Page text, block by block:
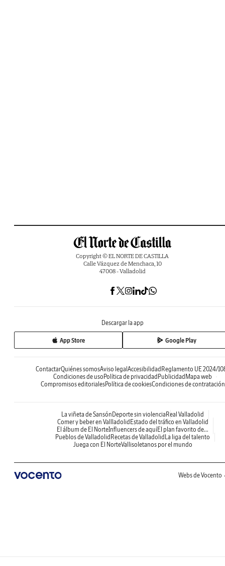
Copyright © EL NORTE DE CASTILLA
Calle Vázquez de Menchaca, 10
47008 - Valladolid
Descargar la app
App Store Google Play
ContactarQuiénes somosAviso legal Accesibilidad Reglamento UE 2024/
Condiciones de uso Política de privacidad Publicidad Mapa web
Compromisos editorialesPolítica de cookiesCondiciones de contratación
La viñeta de Sansón Deporte sin violencia Real Valladolid
Comer y beber en Vallladolid Estado del tráfico en Valladolid
El álbum de El NorteInfluencers de aquíEl plan favorito de...
Pueblos de Valladolid Recetas de Valladolid La liga del talento
Juega con El NorteVallisoletanos por el mundo
Webs de Vocento